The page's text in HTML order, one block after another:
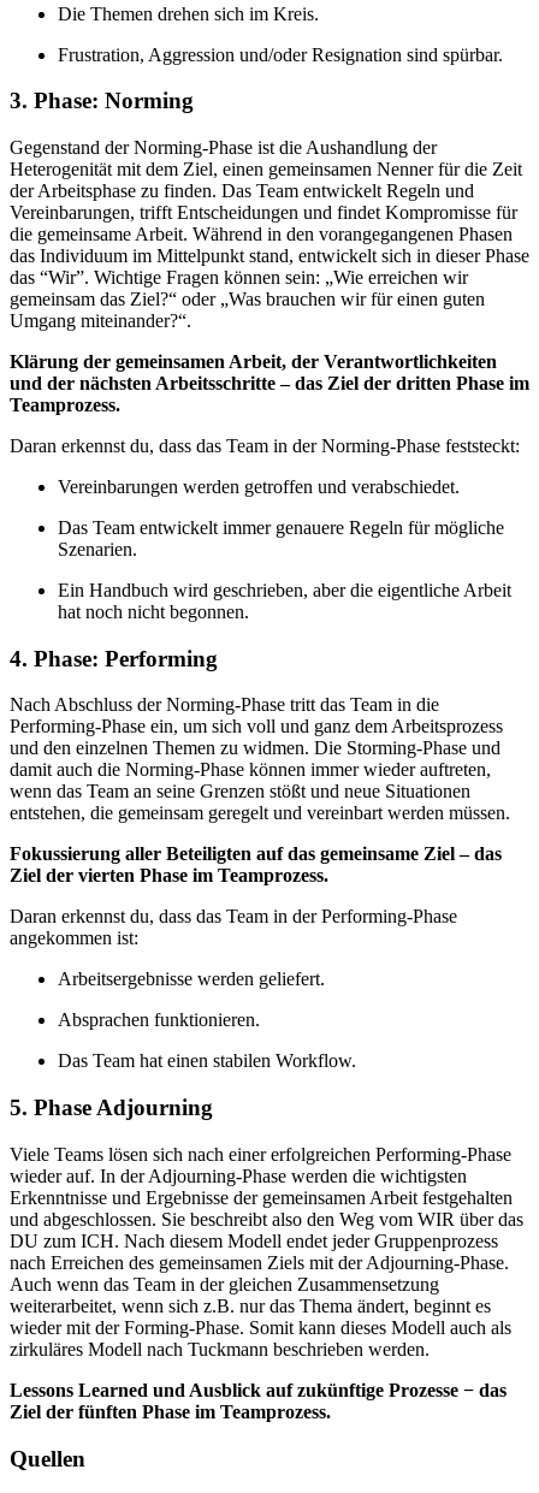
Die Themen drehen sich im Kreis.
Frustration, Aggression und/oder Resignation sind spürbar.
3. Phase: Norming
Gegenstand der Norming-Phase ist die Aushandlung der
Heterogenität mit dem Ziel, einen gemeinsamen Nenner für die Zeit
der Arbeitsphase zu finden. Das Team entwickelt Regeln und
Vereinbarungen, trifft Entscheidungen und findet Kompromisse für
die gemeinsame Arbeit. Während in den vorangegangenen Phasen
das Individuum im Mittelpunkt stand, entwickelt sich in dieser Phase
das “Wir”. Wichtige Fragen können sein: „Wie erreichen wir
gemeinsam das Ziel?“ oder „Was brauchen wir für einen guten
Umgang miteinander?“.
Klärung der gemeinsamen Arbeit, der Verantwortlichkeiten
und der nächsten Arbeitsschritte – das Ziel der dritten Phase im
Teamprozess.
Daran erkennst du, dass das Team in der Norming-Phase feststeckt:
Vereinbarungen werden getroffen und verabschiedet.
Das Team entwickelt immer genauere Regeln für mögliche
Szenarien.
Ein Handbuch wird geschrieben, aber die eigentliche Arbeit
hat noch nicht begonnen.
4. Phase: Performing
Nach Abschluss der Norming-Phase tritt das Team in die
Performing-Phase ein, um sich voll und ganz dem Arbeitsprozess
und den einzelnen Themen zu widmen. Die Storming-Phase und
damit auch die Norming-Phase können immer wieder auftreten,
wenn das Team an seine Grenzen stößt und neue Situationen
entstehen, die gemeinsam geregelt und vereinbart werden müssen.
Fokussierung aller Beteiligten auf das gemeinsame Ziel – das
Ziel der vierten Phase im Teamprozess.
Daran erkennst du, dass das Team in der Performing-Phase
angekommen ist:
Arbeitsergebnisse werden geliefert.
Absprachen funktionieren.
Das Team hat einen stabilen Workflow.
5. Phase Adjourning
Viele Teams lösen sich nach einer erfolgreichen Performing-Phase
wieder auf. In der Adjourning-Phase werden die wichtigsten
Erkenntnisse und Ergebnisse der gemeinsamen Arbeit festgehalten
und abgeschlossen. Sie beschreibt also den Weg vom WIR über das
DU zum ICH. Nach diesem Modell endet jeder Gruppenprozess
nach Erreichen des gemeinsamen Ziels mit der Adjourning-Phase.
Auch wenn das Team in der gleichen Zusammensetzung
weiterarbeitet, wenn sich z.B. nur das Thema ändert, beginnt es
wieder mit der Forming-Phase. Somit kann dieses Modell auch als
zirkuläres Modell nach Tuckmann beschrieben werden.
Lessons Learned und Ausblick auf zukünftige Prozesse − das
Ziel der fünften Phase im Teamprozess.
Quellen